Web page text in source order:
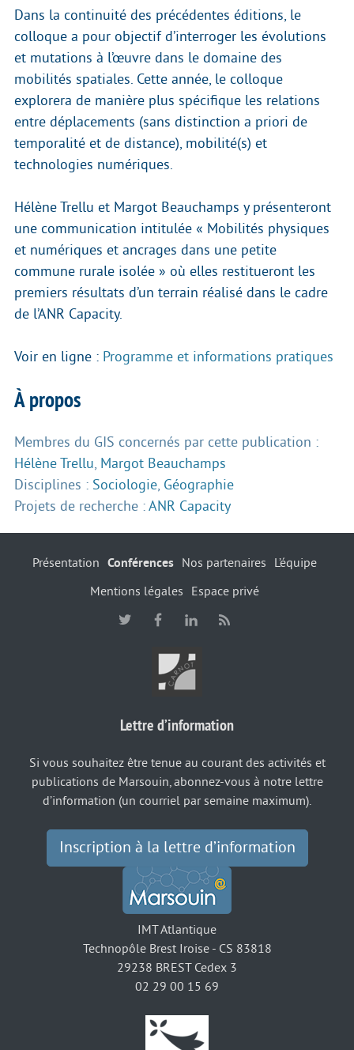
Dans la continuité des précédentes éditions, le
colloque a pour objectif d’interroger les évolutions
et mutations à l’œuvre dans le domaine des
mobilités spatiales. Cette année, le colloque
explorera de manière plus spécifique les relations
entre déplacements (sans distinction a priori de
temporalité et de distance), mobilité(s) et
technologies numériques.
Hélène Trellu et Margot Beauchamps y présenteront
une communication intitulée « Mobilités physiques
et numériques et ancrages dans une petite
commune rurale isolée » où elles restitueront les
premiers résultats d’un terrain réalisé dans le cadre
de l’ANR Capacity.
Voir en ligne : Programme et informations pratiques
À propos
Membres du GIS concernés par cette publication :
Hélène Trellu Margot Beauchamps
Disciplines : Sociologie Géographie
Projets de recherche : ANR Capacity
Présentation Conférences Nos partenaires
L’équipe
Mentions légales
Espace privé
Lettre d’information
Si vous souhaitez être tenue au courant des activités et
publications de Marsouin, abonnez-vous à notre lettre
d’information (un courriel par semaine maximum).
Inscription à la lettre d’information
IMT Atlantique
Technopôle Brest Iroise - CS 83818
29238 BREST Cedex 3
02 29 00 15 69